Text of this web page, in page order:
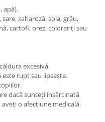
apă).
zaharoză, soia, grâu,
cartofi, orez, coloranți sau
excesivă.
rupt sau lipsește.
dacă sunteți însărcinată
o afecțiune medicală.